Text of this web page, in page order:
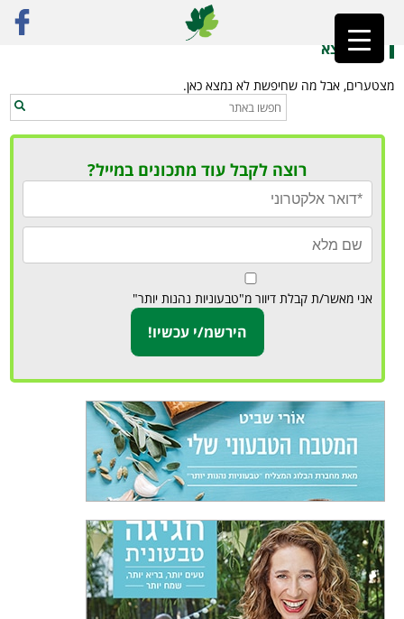
ראשי»אסאי בול
לא נמצא
מצטערים, אבל מה שחיפשת לא נמצא כאן.
רוצה לקבל עוד מתכונים במייל?
אני מאשר/ת קבלת דיוור מ"טבעוניות נהנות יותר"